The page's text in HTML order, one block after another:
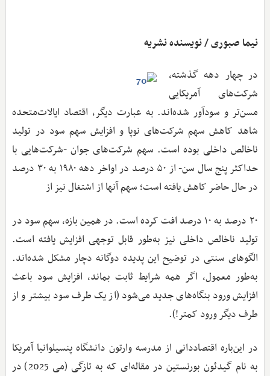
نیما صبوری / نویسنده نشریه
در چهار دهه گذشته،
شرکت‌های آمریکایی
مسن‌تر و سودآور شده‌اند. به عبارت دیگر، اقتصاد ایالات‌متحده
شاهد کاهش سهم شرکت‌های نوپا و افزایش سهم سود در تولید
ناخالص داخلی بوده است. سهم شرکت‌های جوان -شرکت‌هایی با
حداکثر پنج سال سن- از ۵۰ درصد در اواخر دهه ۱۹۸۰ به ۳۰ درصد
در حال حاضر کاهش یافته است؛ سهم آنها از اشتغال نیز از
۲۰ درصد به ۱۰ درصد افت کرده است. در همین بازه، سهم سود در
تولید ناخالص داخلی نیز به‌طور قابل ‌توجهی افزایش یافته است.
الگوهای سنتی در توضیح این پدیده دوگانه دچار مشکل شده‌اند.
به‌طور معمول، اگر همه شرایط ثابت بماند، افزایش سود باعث
افزایش ورود بنگاه‌های جدید می‌شود (از یک طرف سود بیشتر و از
طرف دیگر ورود کمتر!).
در این‌باره اقتصاددانی از مدرسه وارتون دانشگاه پنسیلوانیا آمریکا
به نام گیدئون بورنستین در مقاله‌ای که به تازگی (می 2025) در